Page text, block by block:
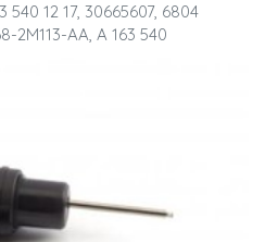
540 12 17, 30665607, 6804
2M113-AA, A 163 540